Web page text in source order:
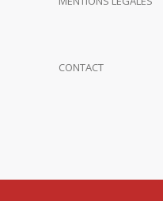
CONTACT